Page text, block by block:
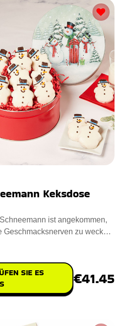
Keksdose
ist angekommen,
Geschmacksnerven zu wecken.
SIE ES
€41.45